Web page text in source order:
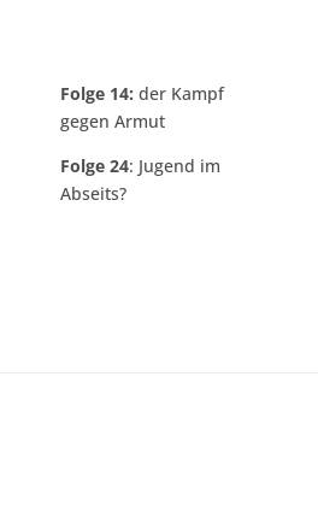
Folge 14: der Kampf
gegen Armut
Folge 24: Jugend im
Abseits?